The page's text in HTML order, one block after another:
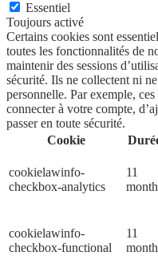
Essentiel
Toujours activé
Certains cookies sont
toutes les fonctionnalités de
maintenir des sessions
sécurité. Ils ne collectent ni
personnelle. Par exemple,
connecter à votre compte,
passer en toute sécurité.
Cookie
cookielawinfo-
checkbox-analytics
11
cookielawinfo-
checkbox-functional
11